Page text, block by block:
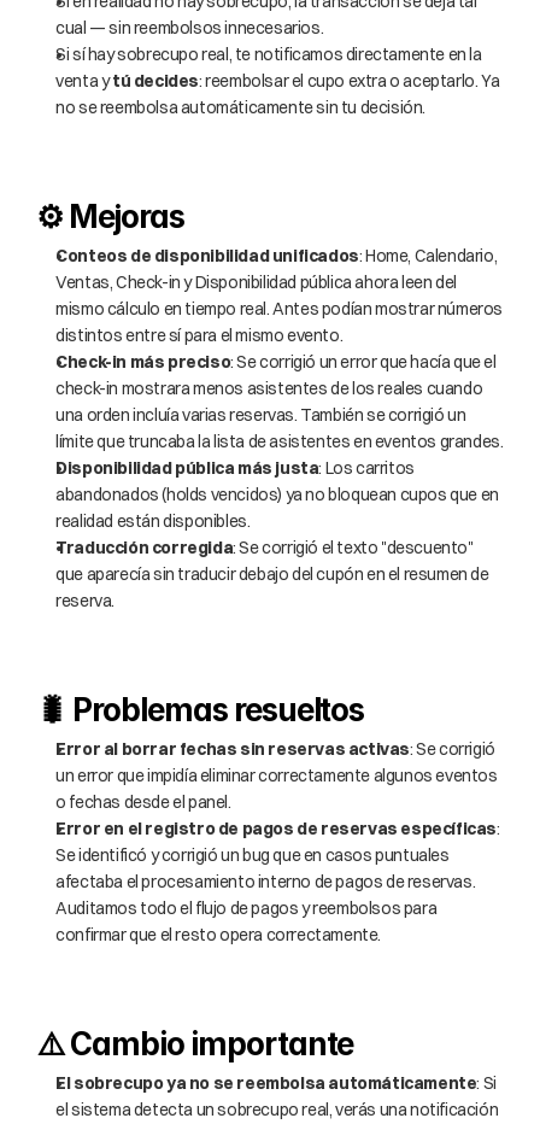
cual — sin reembolsos innecesarios.
Si sí hay sobrecupo real, te notificamos directamente en la
venta y tú decides: reembolsar el cupo extra o aceptarlo. Ya
no se reembolsa automáticamente sin tu decisión.
⚙️ Mejoras
Conteos de disponibilidad unificados: Home, Calendario,
Ventas, Check-in y Disponibilidad pública ahora leen del
mismo cálculo en tiempo real. Antes podían mostrar números
distintos entre sí para el mismo evento.
Check-in más preciso: Se corrigió un error que hacía que el
check-in mostrara menos asistentes de los reales cuando
una orden incluía varias reservas. También se corrigió un
límite que truncaba la lista de asistentes en eventos grandes.
Disponibilidad pública más justa: Los carritos
abandonados (holds vencidos) ya no bloquean cupos que en
realidad están disponibles.
Traducción corregida: Se corrigió el texto "descuento"
que aparecía sin traducir debajo del cupón en el resumen de
reserva.
🐛 Problemas resueltos
Error al borrar fechas sin reservas activas: Se corrigió
un error que impidía eliminar correctamente algunos eventos
o fechas desde el panel.
Error en el registro de pagos de reservas específicas:
Se identificó y corrigió un bug que en casos puntuales
afectaba el procesamiento interno de pagos de reservas.
Auditamos todo el flujo de pagos y reembolsos para
confirmar que el resto opera correctamente.
⚠️ Cambio importante
El sobrecupo ya no se reembolsa automáticamente: Si
el sistema detecta un sobrecupo real, verás una notificación